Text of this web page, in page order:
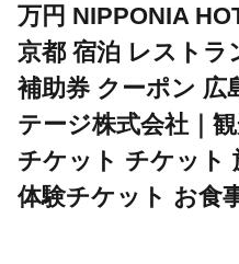
万円 NIPPONIA
京都 宿泊 レストラ
補助券 クーポン 広
テージ株式会社｜
チケット チケット
体験チケット お食